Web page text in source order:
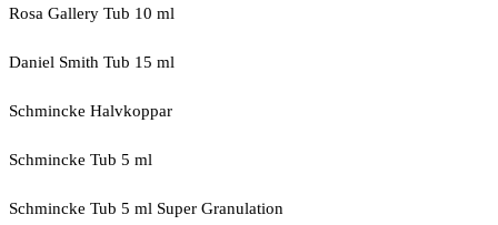
Rosa Gallery Tub 10 ml
Daniel Smith Tub 15 ml
Schmincke Halvkoppar
Schmincke Tub 5 ml
Schmincke Tub 5 ml Super Granulation